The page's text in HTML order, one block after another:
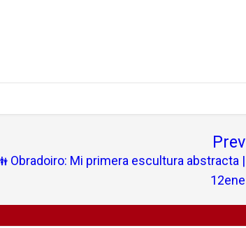
Prev
Obradoiro: Mi primera escultura abstracta |
12ene